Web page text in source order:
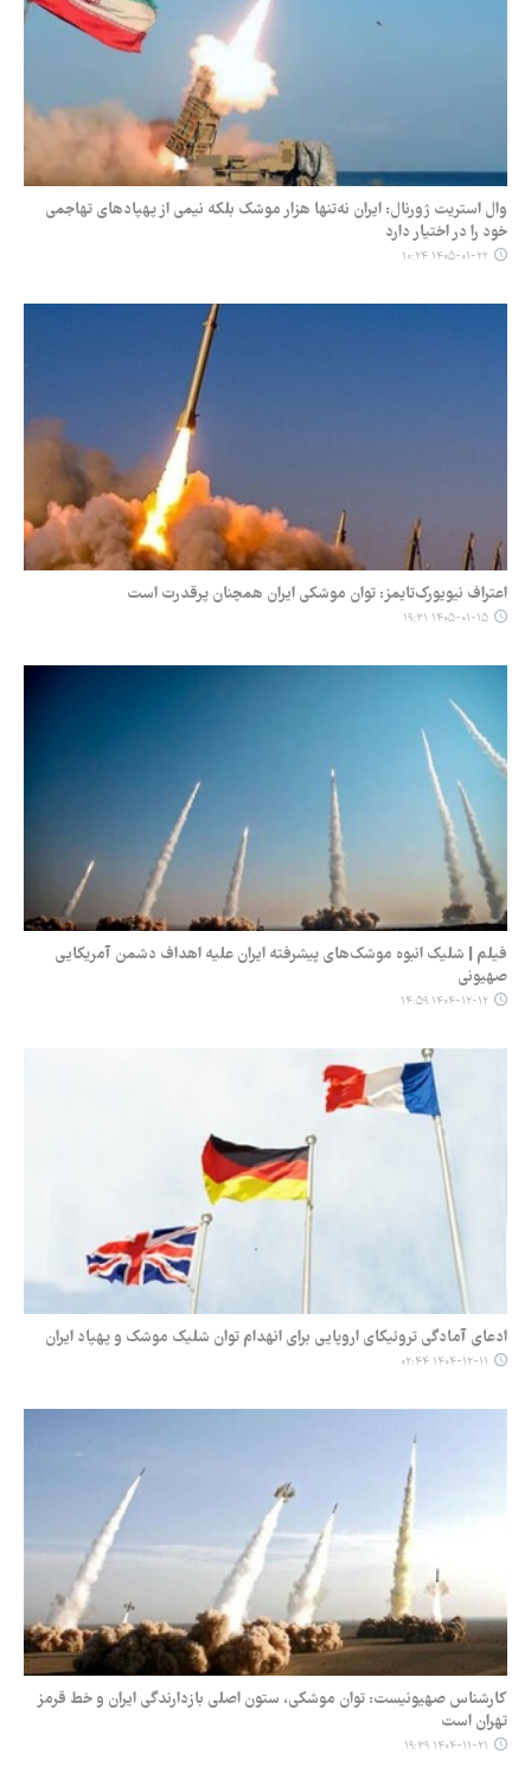
وال استریت ژورنال: ایران نه‌تنها هزار موشک بلکه نیمی از پهپادهای تهاجمی
خود را در اختیار دارد
۱۴۰۵-۰۱-۲۲ ۱۰:۲۴
اعتراف نیویورک‌تایمز: توان موشکی ایران همچنان پرقدرت است
۱۴۰۵-۰۱-۱۵ ۱۹:۳۱
فیلم | شلیک انبوه موشک‌های پیشرفته ایران علیه اهداف دشمن آمریکایی
صهیونی
۱۴۰۴-۱۲-۱۲ ۱۴:۵۹
ادعای آمادگی تروئیکای اروپایی برای انهدام توان شلیک موشک و پهپاد ایران
۱۴۰۴-۱۲-۱۱ ۰۲:۴۴
کارشناس صهیونیست: توان موشکی، ستون اصلی بازدارندگی ایران و خط قرمز
تهران است
۱۴۰۴-۱۱-۲۱ ۱۹:۳۹